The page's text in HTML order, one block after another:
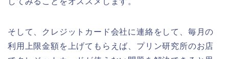
そして、クレジットカード会社に連絡をして、毎月の
利用上限金額を上げてもらえば、プリン研究所のお店